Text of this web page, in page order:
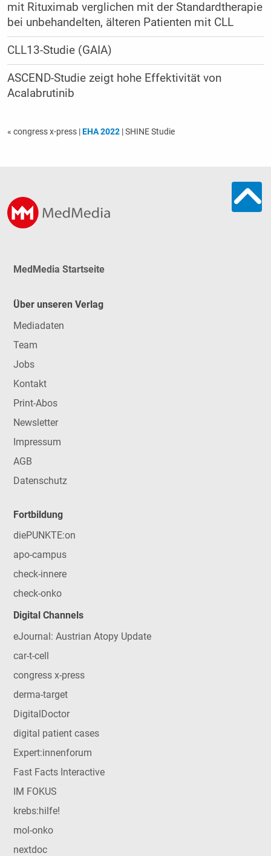
mit Rituximab verglichen mit der Standardtherapie
bei unbehandelten, älteren Patienten mit CLL
CLL13-Studie (GAIA)
ASCEND-Studie zeigt hohe Effektivität von
Acalabrutinib
« congress x-press |EHA 2022| SHINE Studie
MedMedia Startseite
Über unseren Verlag
Mediadaten
Team
Jobs
Kontakt
Print-Abos
Newsletter
Impressum
AGB
Datenschutz
Fortbildung
diePUNKTE:on
apo-campus
check-innere
check-onko
Digital Channels
eJournal: Austrian Atopy Update
car-t-cell
congress x-press
derma-target
DigitalDoctor
digital patient cases
Expert:innenforum
Fast Facts Interactive
IM FOKUS
krebs:hilfe!
mol-onko
nextdoc